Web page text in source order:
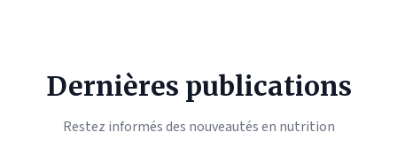
Dernières publications
Restez informés des nouveautés en nutrition